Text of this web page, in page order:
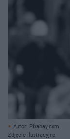
Autor: Pixabay.com
Zdjęcie ilustracyjne